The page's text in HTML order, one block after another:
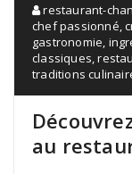
restaurant-
chef passionné,
gastronomie,
classiques,
traditions
au